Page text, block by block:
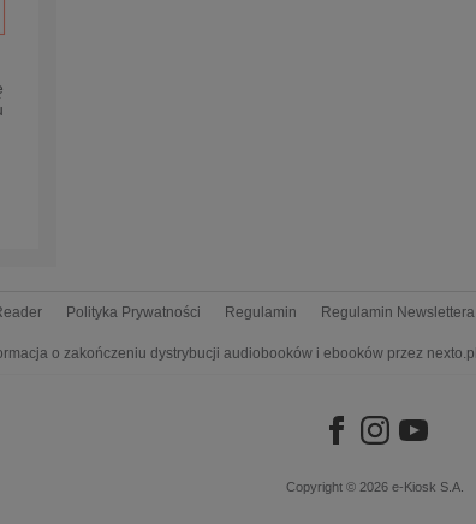
Polityka Prywatności Regulamin Regulamin Newslettera
o zakończeniu dystrybucji audiobooków i ebooków przez nexto.pl
Copyright © 2026 e-Kiosk S.A.